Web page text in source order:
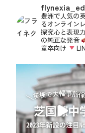
豊洲で人気の
るオンライン
探究心と表現
の純正な発音
童卒向け